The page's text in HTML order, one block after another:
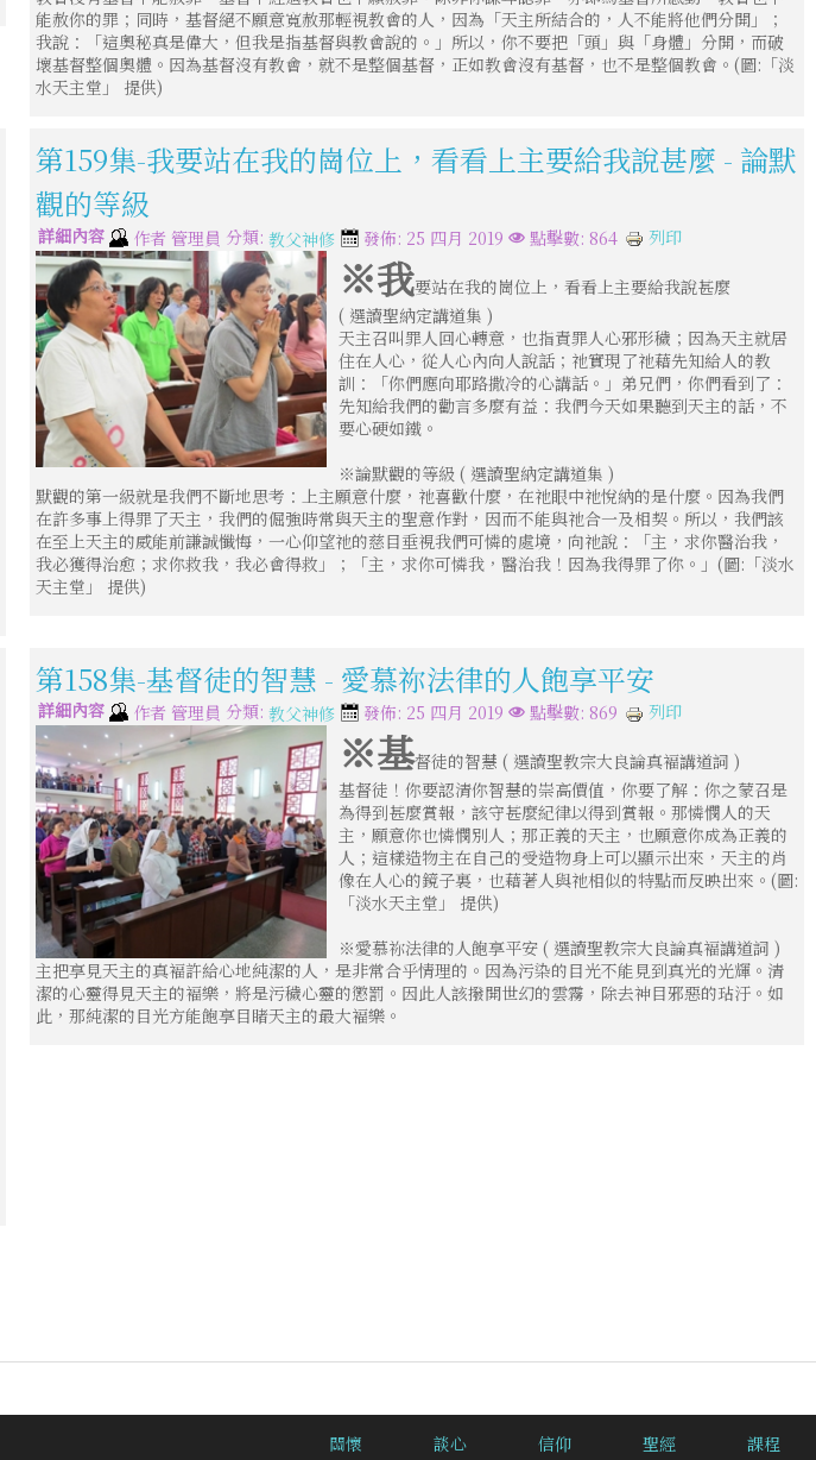
能赦你的罪；同時，基督絕不願意寬赦那輕視教會的人，因為「天主所結合的，人不能將他們分開」；
我說：「這奧秘真是偉大，但我是指基督與教會說的。」所以，你不要把「頭」與「身體」分開，而破
壞基督整個奧體。因為基督沒有教會，就不是整個基督，正如教會沒有基督，也不是整個教會。(圖:「淡
水天主堂」 提供)
第159集-我要站在我的崗位上，看看上主要給我說甚麼 - 論默
觀的等級
詳細內容 作者 管理員 分類: 教父神修 發佈: 25 四月 2019 點擊數: 864 列印
※我要站在我的崗位上，看看上主要給我說甚麼
( 選讀聖納定講道集 )
天主召叫罪人回心轉意，也指責罪人心邪形穢；因為天主就居
住在人心，從人心內向人說話；祂實現了祂藉先知給人的教
訓：「你們應向耶路撒冷的心講話。」弟兄們，你們看到了：
先知給我們的勸言多麼有益：我們今天如果聽到天主的話，不
要心硬如鐵。
※論默觀的等級 ( 選讀聖納定講道集 )
默觀的第一級就是我們不斷地思考：上主願意什麼，祂喜歡什麼，在祂眼中祂悅納的是什麼。因為我們
在許多事上得罪了天主，我們的倔強時常與天主的聖意作對，因而不能與祂合一及相契。所以，我們該
在至上天主的威能前謙誠懺悔，一心仰望祂的慈目垂視我們可憐的處境，向祂說：「主，求你醫治我，
我必獲得治愈；求你救我，我必會得救」；「主，求你可憐我，醫治我！因為我得罪了你。」(圖:「淡水
天主堂」 提供)
第158集-基督徒的智慧 - 愛慕祢法律的人飽享平安
詳細內容 作者 管理員 分類: 教父神修 發佈: 25 四月 2019 點擊數: 869 列印
※基督徒的智慧 ( 選讀聖教宗大良論真褔講道詞 )
基督徒！你要認清你智慧的崇高價值，你要了解：你之蒙召是
為得到甚麼賞報，該守甚麼紀律以得到賞報。那憐憫人的天
主，願意你也憐憫別人；那正義的天主，也願意你成為正義的
人；這樣造物主在自己的受造物身上可以顯示出來，天主的肖
像在人心的鏡子裏，也藉著人與祂相似的特點而反映出來。(圖:
「淡水天主堂」 提供)
※愛慕祢法律的人飽享平安 ( 選讀聖教宗大良論真褔講道詞 )
主把享見天主的真褔許給心地純潔的人，是非常合乎情理的。因為污染的目光不能見到真光的光輝。清
潔的心靈得見天主的褔樂，將是污穢心靈的懲罰。因此人該撥開世幻的雲霧，除去神目邪惡的玷汙。如
此，那純潔的目光方能飽享目睹天主的最大褔樂。
關懷 談心 信仰 聖經 課程